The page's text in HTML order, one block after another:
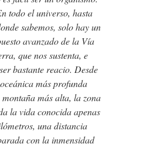
todo el universo, hasta
sabemos, solo hay un
avanzado de la Vía
que nos sustenta, e
bastante reacio. Desde
más profunda
más alta, la zona
la vida conocida apenas
una distancia
con la inmensidad